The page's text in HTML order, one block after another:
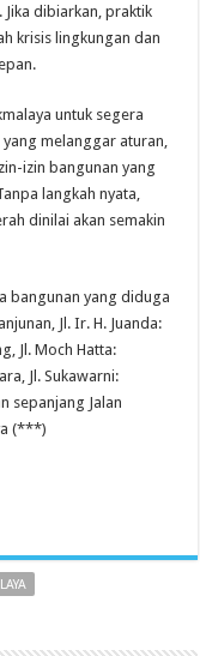
dibiarkan, praktik
krisis lingkungan dan
untuk segera
melanggar aturan,
izin bangunan yang
langkah nyata,
dinilai akan semakin
bangunan yang diduga
Jl. Ir. H. Juanda:
Jl. Moch Hatta:
Jl. Sukawarni:
sepanjang Jalan
(***)